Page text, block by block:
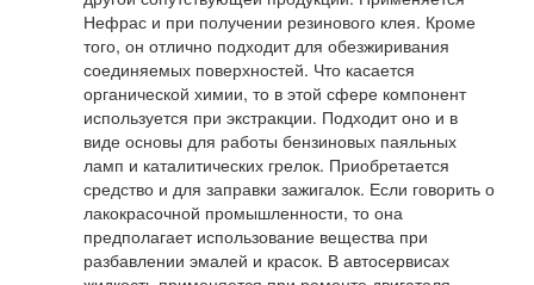
Нефрас и при получении резинового клея. Кроме
того, он отлично подходит для обезжиривания
соединяемых поверхностей. Что касается
органической химии, то в этой сфере компонент
используется при экстракции. Подходит оно и в
виде основы для работы бензиновых паяльных
ламп и каталитических грелок. Приобретается
средство и для заправки зажигалок. Если говорить о
лакокрасочной промышленности, то она
предполагает использование вещества при
разбавлении эмалей и красок. В автосервисах